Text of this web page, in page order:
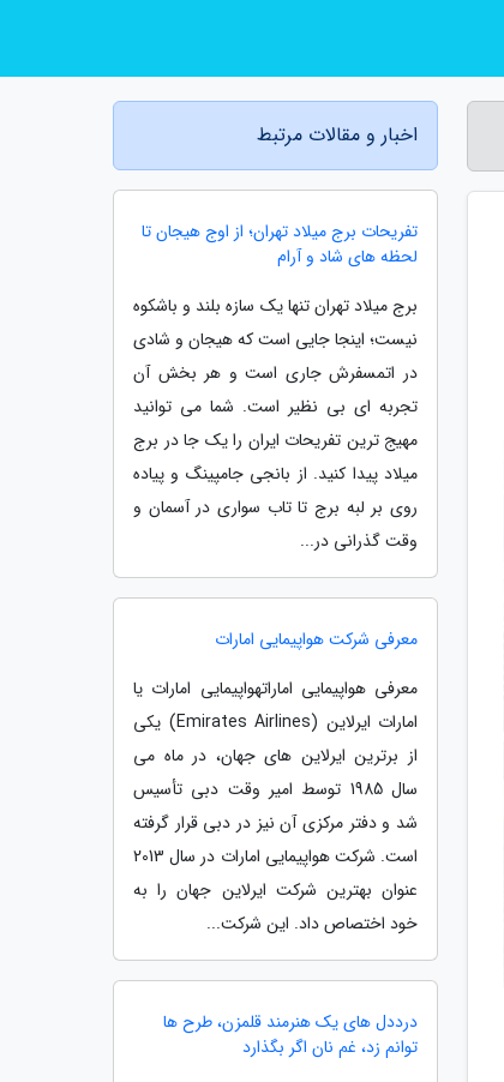
اخبار و مقالات مرتبط
تفریحات برج میلاد تهران؛ از اوج هیجان تا
لحظه های شاد و آرام
برج میلاد تهران تنها یک سازه بلند و باشکوه
نیست؛ اینجا جایی است که هیجان و شادی
در اتمسفرش جاری است و هر بخش آن
تجربه ای بی نظیر است. شما می توانید
مهیج ترین تفریحات ایران را یک جا در برج
میلاد پیدا کنید. از بانجی جامپینگ و پیاده
روی بر لبه برج تا تاب سواری در آسمان و
وقت گذرانی در...
معرفی شرکت هواپیمایی امارات
معرفی هواپیمایی اماراتهواپیمایی امارات یا
امارات ایرلاین (Emirates Airlines) یکی
از برترین ایرلاین های جهان، در ماه می
سال 1985 توسط امیر وقت دبی تأسیس
شد و دفتر مرکزی آن نیز در دبی قرار گرفته
است. شرکت هواپیمایی امارات در سال 2013
عنوان بهترین شرکت ایرلاین جهان را به
خود اختصاص داد. این شرکت...
درددل های یک هنرمند قلمزن، طرح ها
توانم زد، غم نان اگر بگذارد